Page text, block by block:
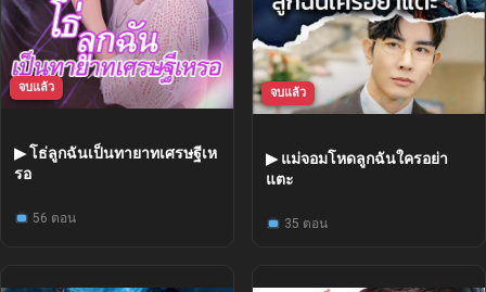
จบแล้ว
▶ โธ่ลูกฉันเป็นทายาทเศรษฐีเห
รอ
56 ตอน
จบแล้ว
▶ แม่จอมโหดลูกฉันใครอย่า
แตะ
35 ตอน